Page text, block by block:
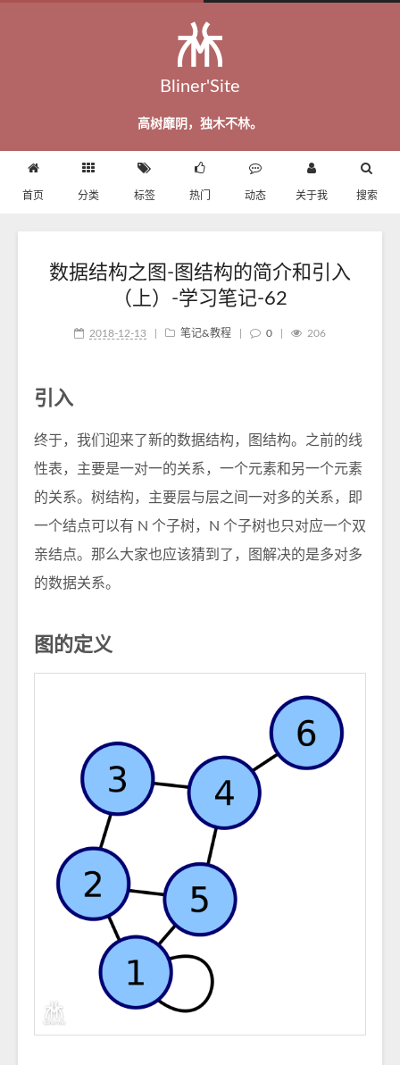
Bliner'Site
高树靡阴，独木不林。
首页 分类 标签 热门 动态 关于我 搜索
数据结构之图-图结构的简介和引入
（上）-学习笔记-62
2018-12-13 笔记&教程 0 206
引入
终于，我们迎来了新的数据结构，图结构。之前的线
性表，主要是一对一的关系，一个元素和另一个元素
的关系。树结构，主要层与层之间一对多的关系，即
一个结点可以有 N 个子树，N 个子树也只对应一个双
亲结点。那么大家也应该猜到了，图解决的是多对多
的数据关系。
图的定义